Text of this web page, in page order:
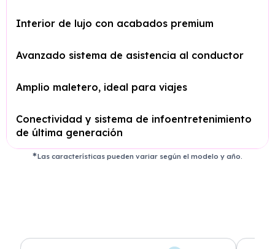
Interior de lujo con acabados premium
Avanzado sistema de asistencia al conductor
Amplio maletero, ideal para viajes
Conectividad y sistema de infoentretenimiento
de última generación
Las características pueden variar según el modelo y año.